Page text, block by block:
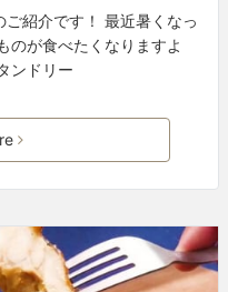
ご紹介です！ 最近暑くなっ
のが食べたくなりますよ
ンドリー